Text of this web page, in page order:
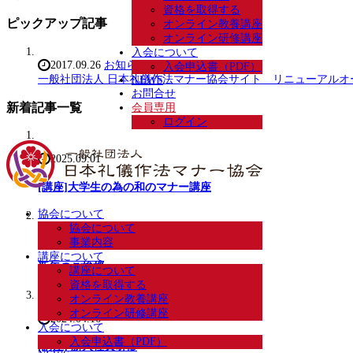
資格を取得する
オンライン教養講座
オンライン研修講座
入会について
入会申込書（PDF）
NEWS
お問合せ
会員専用
ログイン
協会について
協会について
事業内容
講座について
講座について
資格を取得する
オンライン教養講座
オンライン研修講座
入会について
入会申込書（PDF）
ピックアップ記事
2017.09.26 お知らせ
一般社団法人 日本礼儀作法マナー協会サイト リニューアルオ
新着記事一覧
2025.09.01
[講座]大学生の為の和のマナー講座
2025.01.06
新年のご挨拶
2024.04.16
[講座] 新入社員研修